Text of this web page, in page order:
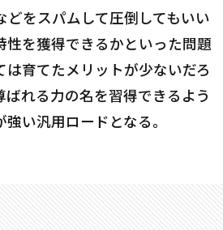
をスパムして圧倒してもいい
性を獲得できるかといった問題
育てたメリットが少ないだろ
れる力の名を習得できるよう
い汎用ロードとなる。